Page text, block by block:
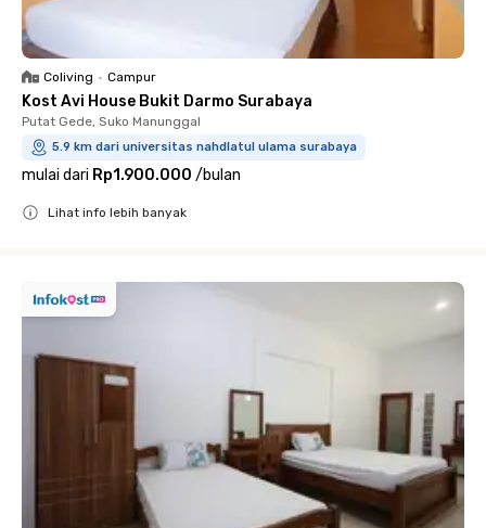
Coliving • Campur
Kost Avi House Bukit Darmo Surabaya
Putat Gede, Suko Manunggal
5.9 km dari universitas nahdlatul ulama surabaya
mulai dari Rp1.900.000 /bulan
Lihat info lebih banyak